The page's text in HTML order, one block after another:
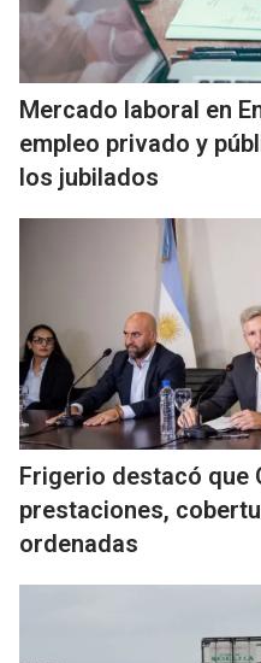
Mercado laboral en
empleo privado y
los jubilados
Frigerio destacó que
prestaciones,
ordenadas